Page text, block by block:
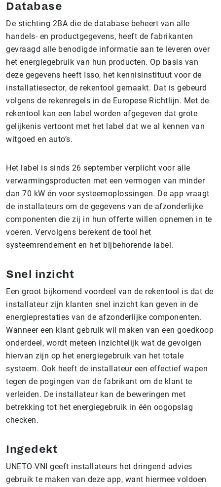
Database
De stichting 2BA die de database beheert van alle
handels- en productgegevens, heeft de fabrikanten
gevraagd alle benodigde informatie aan te leveren over
het energiegebruik van hun producten. Op basis van
deze gegevens heeft Isso, het kennisinstituut voor de
installatiesector, de rekentool gemaakt. Dat is gebeurd
volgens de rekenregels in de Europese Richtlijn. Met de
rekentool kan een label worden afgegeven dat grote
gelijkenis vertoont met het label dat we al kennen van
witgoed en auto’s.
Het label is sinds 26 september verplicht voor alle
verwarmingsproducten met een vermogen van minder
dan 70 kW én voor systeemoplossingen. De app vraagt
de installateurs om de gegevens van de afzonderlijke
componenten die zij in hun offerte willen opnemen in te
voeren. Vervolgens berekent de tool het
systeemrendement en het bijbehorende label.
Snel inzicht
Een groot bijkomend voordeel van de rekentool is dat de
installateur zijn klanten snel inzicht kan geven in de
energieprestaties van de afzonderlijke componenten.
Wanneer een klant gebruik wil maken van een goedkoop
onderdeel, wordt meteen inzichtelijk wat de gevolgen
hiervan zijn op het energiegebruik van het totale
systeem. Ook heeft de installateur een effectief wapen
tegen de pogingen van de fabrikant om de klant te
verleiden. De installateur kan de beweringen met
betrekking tot het energiegebruik in één oogopslag
checken.
Ingedekt
UNETO-VNI geeft installateurs het dringend advies
gebruik te maken van deze app, want hiermee voldoen